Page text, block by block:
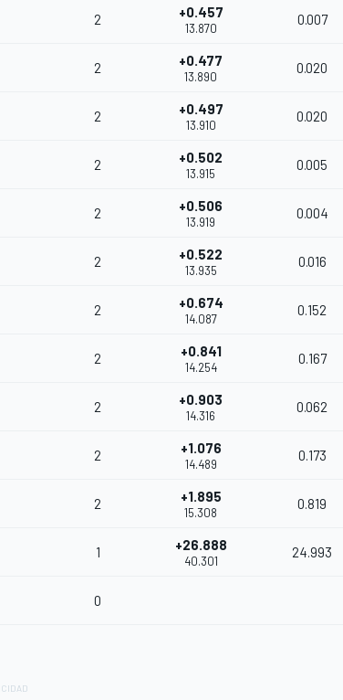
2 +0.457
13.870
0.007
2 +0.477
13.890
0.020
2 +0.497
13.910
0.020
2 +0.502
13.915
0.005
2 +0.506
13.919
0.004
2 +0.522
13.935
0.016
2 +0.674
14.087
0.152
2 +0.841
14.254
0.167
2 +0.903
14.316
0.062
2 +1.076
14.489
0.173
2 +1.895
15.308
0.819
1 +26.888
40.301
24.993
0